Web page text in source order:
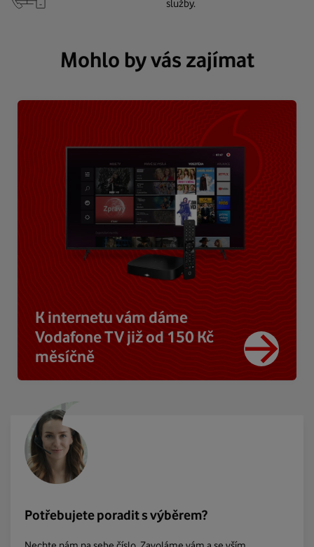
služby.
Mohlo by vás zajímat
K internetu vám dáme
Vodafone TV již od 150 Kč
měsíčně
Potřebujete poradit s výběrem?